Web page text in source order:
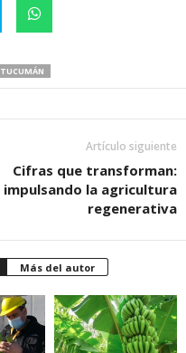
TUCUMÁN
Artículo siguiente
Cifras que transforman:
impulsando la agricultura
regenerativa
Más del autor